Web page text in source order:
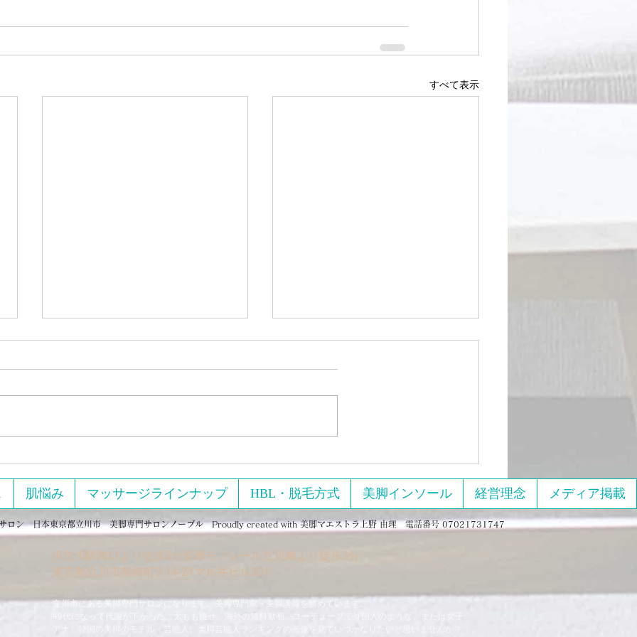
すべて表示
ざいます！
いて
肌悩み マッサージラインナップ HBL・脱毛方式 美脚インソール 経営理念 メディア掲載
サロン 日本東京都立川市 美脚専門サロンノーブル Proudly created with美脚マエストラ上野 由理 電話番号 07021731747
JR立川駅南口より徒歩5分多摩モノレール立川南より徒歩3分
​東京都立川市柴崎町3-14-21マル井ビル301
立川市にある美脚専門サロンになります。美脚専門家・美脚講師を務めています。
40代になって代謝が下がった。太もも痩せ、海外の無料動画、ユーチューブで外国人のような、または女子
アナ、韓国の美脚のモデル・芸能人、美脚芸能人ランキングの画像を見ていつかなりたいと思いませんか？